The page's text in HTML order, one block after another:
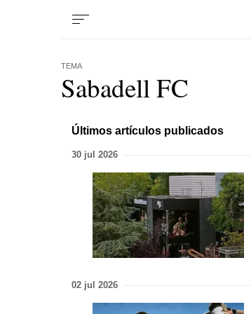
TEMA
Sabadell FC
Últimos artículos publicados
30 jul 2026
02 jul 2026